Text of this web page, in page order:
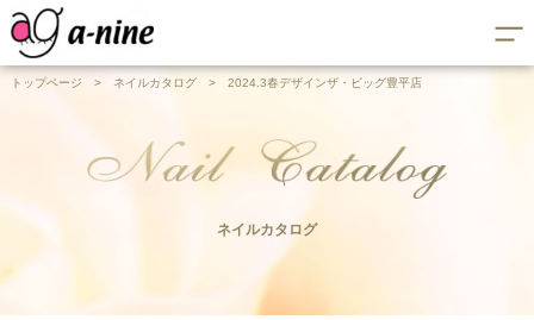
トップページ > ネイルカタログ > 2024.3春デザインザ・ビッグ豊平店
ネイルカタログ